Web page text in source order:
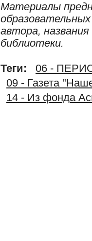
Материалы
автора,
библиотеки.
Теги:
06 -
09 - Газета
14 - Из фонда